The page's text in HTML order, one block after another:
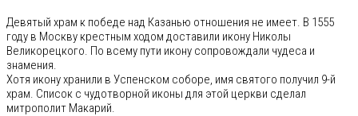
Девятый храм к победе над Казанью отношения не имеет. В 1555
году в Москву крестным ходом доставили икону Николы
Великорецкого. По всему пути икону сопровождали чудеса и
знамения.
Хотя икону хранили в Успенском соборе, имя святого получил 9-й
храм. Список с чудотворной иконы для этой церкви сделал
митрополит Макарий.